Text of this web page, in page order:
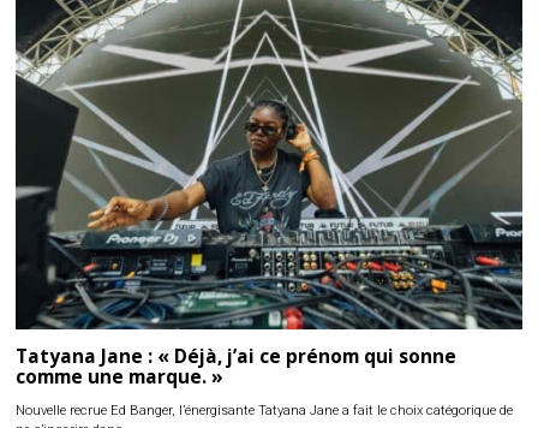
Tatyana Jane : « Déjà, j’ai ce prénom qui sonne
comme une marque. »
Nouvelle recrue Ed Banger, l’énergisante Tatyana Jane a fait le choix catégorique de